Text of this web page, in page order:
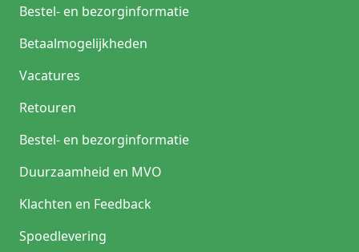
Bestel- en bezorginformatie
Betaalmogelijkheden
Vacatures
Retouren
Bestel- en bezorginformatie
Duurzaamheid en MVO
Klachten en Feedback
Spoedlevering